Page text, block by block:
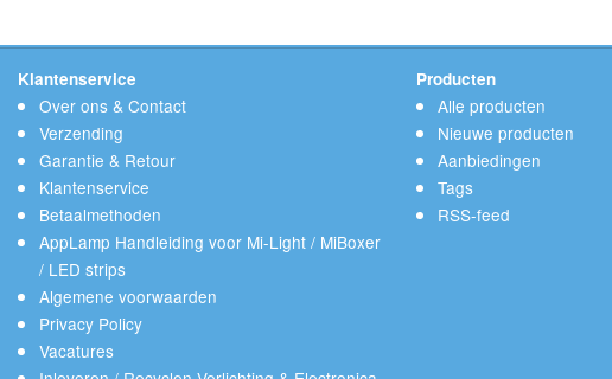
Klantenservice
Over ons & Contact
Verzending
Garantie & Retour
Klantenservice
Betaalmethoden
AppLamp Handleiding voor Mi-Light / MiBoxer
/ LED strips
Algemene voorwaarden
Privacy Policy
Vacatures
Producten
Alle producten
Nieuwe producten
Aanbiedingen
Tags
RSS-feed